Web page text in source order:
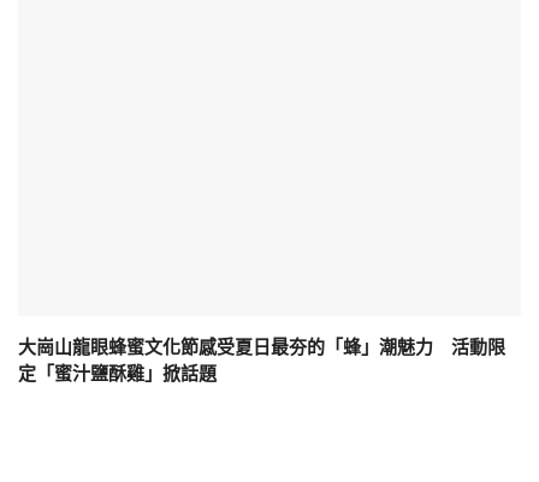
大崗山龍眼蜂蜜文化節感受夏日最夯的「蜂」潮魅力 活動限
定「蜜汁鹽酥雞」掀話題